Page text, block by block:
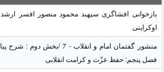
بازخوانی افشاگری سپهبد محمود منصور افسر ارشد
اوکراینی
فصل پنجم: حفظ عزّت و کرامت انقلابی